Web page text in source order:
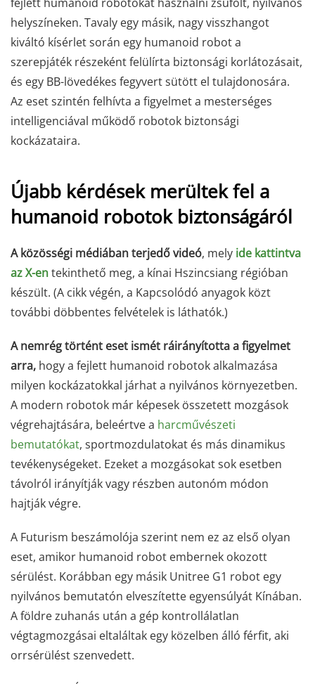
helyszíneken. Tavaly egy másik, nagy visszhangot
kiváltó kísérlet során egy humanoid robot a
szerepjáték részeként felülírta biztonsági korlátozásait,
és egy BB-lövedékes fegyvert sütött el tulajdonosára.
Az eset szintén felhívta a figyelmet a mesterséges
intelligenciával működő robotok biztonsági
kockázataira.
Újabb kérdések merültek fel a
humanoid robotok biztonságáról
A közösségi médiában terjedő videó, mely ide kattintva
az X-entekinthető meg, a kínai Hszincsiang régióban
készült. (A cikk végén, a Kapcsolódó anyagok közt
további döbbentes felvételek is láthatók.)
A nemrég történt eset ismét ráirányította a figyelmet
arra, hogy a fejlett humanoid robotok alkalmazása
milyen kockázatokkal járhat a nyilvános környezetben.
A modern robotok már képesek összetett mozgások
végrehajtására, beleértve a harcművészeti
bemutatókat, sportmozdulatokat és más dinamikus
tevékenységeket. Ezeket a mozgásokat sok esetben
távolról irányítják vagy részben autonóm módon
hajtják végre.
A Futurism beszámolója szerint nem ez az első olyan
eset, amikor humanoid robot embernek okozott
sérülést. Korábban egy másik Unitree G1 robot egy
nyilvános bemutatón elveszítette egyensúlyát Kínában.
A földre zuhanás után a gép kontrollálatlan
végtagmozgásai eltaláltak egy közelben álló férfit, aki
orrsérülést szenvedett.